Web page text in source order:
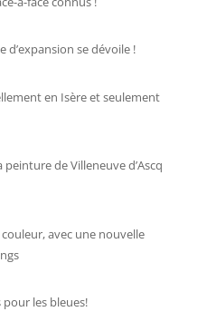
d’expansion se dévoile !
en Isère et seulement
peinture de Villeneuve d’Ascq
couleur, avec une nouvelle
pour les bleues!